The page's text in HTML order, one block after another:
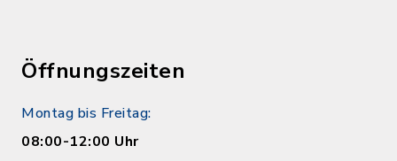
Öffnungszeiten
Montag bis Freitag:
08:00-12:00 Uhr